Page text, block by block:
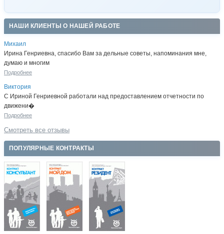
НАШИ КЛИЕНТЫ О НАШЕЙ РАБОТЕ
Михаил
Ирина Генриевна, спасибо Вам за дельные советы, напоминания мне,
думаю и многим
Подробнее
Виктория
С Ириной Генриевной работали над предоставлением отчетности по
движени�
Подробнее
Смотреть все отзывы
ПОПУЛЯРНЫЕ КОНТРАКТЫ